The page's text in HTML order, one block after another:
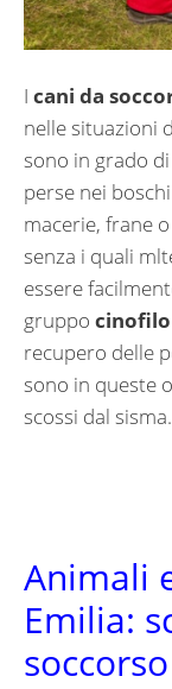
I cani da
nelle situazioni
sono in grado
perse nei
macerie, frane
senza i quali
essere
gruppo cinofilo
recupero delle
sono in queste
scossi dal sisma.
Animali
Emilia: